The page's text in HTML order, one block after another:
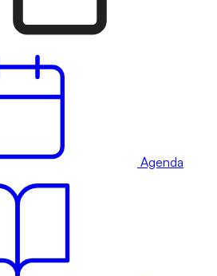
Agenda